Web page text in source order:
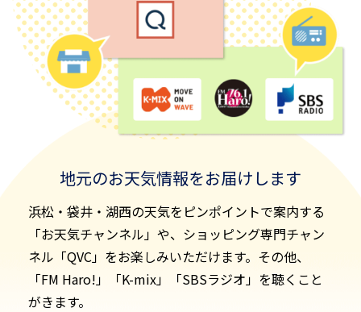
地元のお天気情報をお届けします
浜松・袋井・湖西の天気をピンポイントで案内する
「お天気チャンネル」や、ショッピング専門チャン
ネル「QVC」をお楽しみいただけます。その他、
「FM Haro!」「K-mix」「SBSラジオ」を聴くこと
がきます。